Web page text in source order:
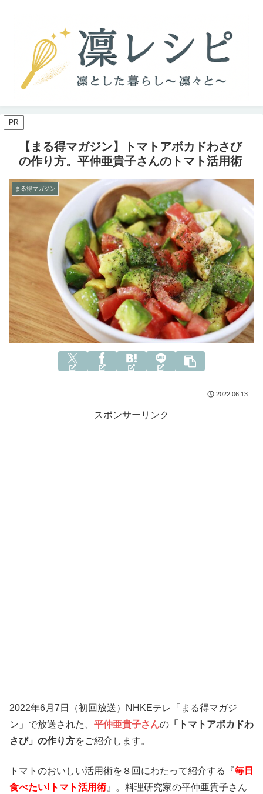
PR
【まる得マガジン】トマトアボカドわさび
の作り方。平仲亜貴子さんのトマト活用術
まる得マガジン
2022.06.13
スポンサーリンク
2022年6月7 日（初回放送）NHKEテレ「まる得マガジ
ン」で放送された、 平仲亜貴子さんの 「トマトアボカドわ
さび」の作り方をご紹介します。
トマトのおいしい活用術を８回にわたって紹介する 『毎日
食べたい!トマト活用術』
。料理研究家の平仲亜貴子さん